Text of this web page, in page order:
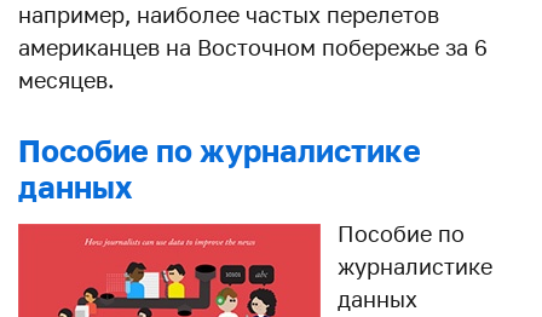
например, наиболее частых перелетов
американцев на Восточном побережье за 6
месяцев.
Пособие по журналистике
данных
Пособие по
журналистике
данных